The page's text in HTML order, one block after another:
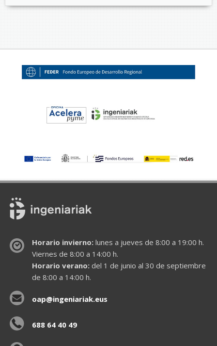
Horario invierno:lunes a jueves de 8:00 a 19:00 h.
Viernes de 8:00 a 14:00 h.
Horario verano:del 1 de junio al 30 de septiembre
de 8:00 a 14:00 h.
oap@ingeniariak.eus
688 64 40 49